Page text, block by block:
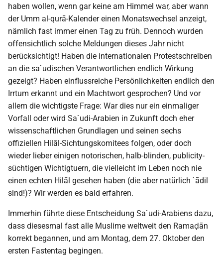
haben wollen, wenn gar keine am Himmel war, aber wann
der Umm al-qurā-Kalender einen Monatswechsel anzeigt,
nämlich fast immer einen Tag zu früh. Dennoch wurden
offensichtlich solche Meldungen dieses Jahr nicht
berücksichtigt! Haben die internationalen Protestschreiben
an die sa`udischen Verantwortlichen endlich Wirkung
gezeigt? Haben einflussreiche Persönlichkeiten endlich den
Irrtum erkannt und ein Machtwort gesprochen? Und vor
allem die wichtigste Frage: War dies nur ein einmaliger
Vorfall oder wird Sa`udi-Arabien in Zukunft doch eher
wissenschaftlichen Grundlagen und seinen sechs
offiziellen Hilāl-Sichtungskomitees folgen, oder doch
wieder lieber einigen notorischen, halb-blinden, publicity-
süchtigen Wichtigtuern, die vielleicht im Leben noch nie
einen echten Hilāl gesehen haben (die aber natürlich `ādil
sind!)? Wir werden es bald erfahren.
Immerhin führte diese Entscheidung Sa`udi-Arabiens dazu,
dass diesesmal fast alle Muslime weltweit den Ramaḍān
korrekt begannen, und am Montag, dem 27. Oktober den
ersten Fastentag begingen.